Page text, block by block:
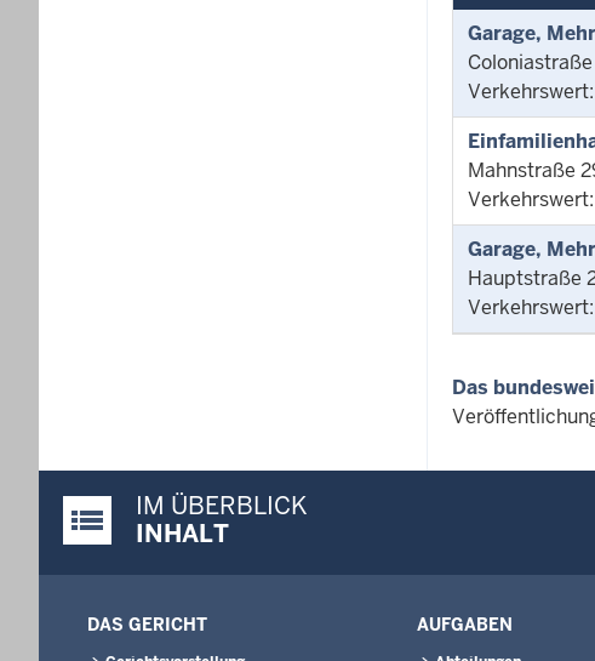
Garage,
Mahnstraße
Garage,
Hauptstraße
Das
Justiz-Portal im Überblick:
IM ÜBERBLICK
INHALT
DAS GERICHT AUFGABEN